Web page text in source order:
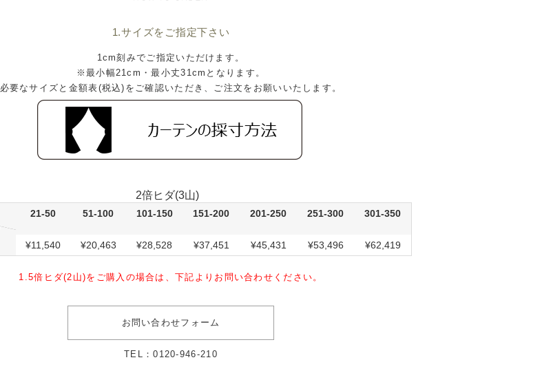
1.サイズをご指定下さい
1cm刻みでご指定いただけます。
※最小幅21cm・最小丈31cmとなります。
必要なサイズと金額表(税込)をご確認いただき、ご注文をお願いいたします。
2倍ヒダ(3山)
21-50 51-100 101-150 151-200 201-250 251-300 301-350
¥11,540 ¥20,463 ¥28,528 ¥37,451 ¥45,431 ¥53,496 ¥62,419
1.5倍ヒダ(2山)をご購入の場合は、下記よりお問い合わせください。
お問い合わせフォーム
TEL：0120-946-210